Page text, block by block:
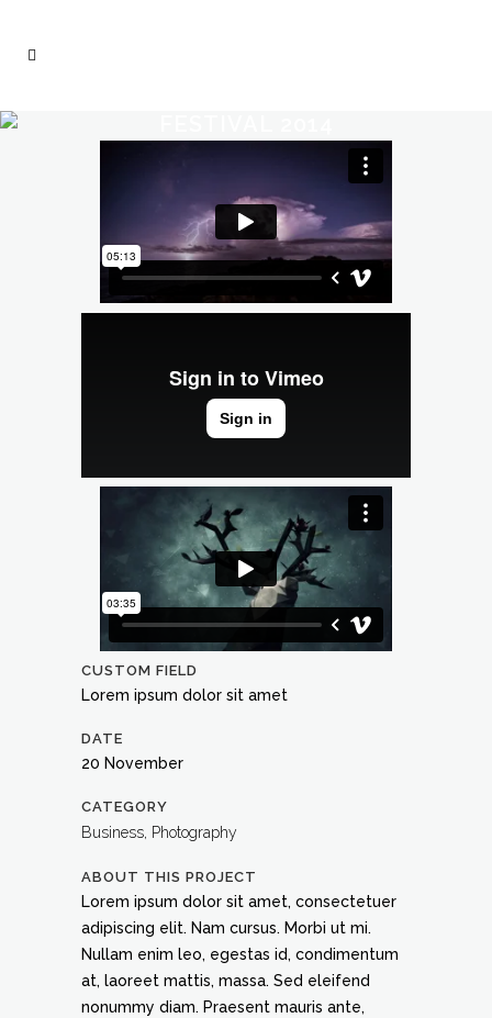
CUSTOM FIELD
Lorem ipsum dolor sit amet
DATE
20 November
CATEGORY
Business, Photography
ABOUT THIS PROJECT
Lorem ipsum dolor sit amet, consectetuer
adipiscing elit. Nam cursus. Morbi ut mi.
Nullam enim leo, egestas id, condimentum
at, laoreet mattis, massa. Sed eleifend
nonummy diam. Praesent mauris ante,